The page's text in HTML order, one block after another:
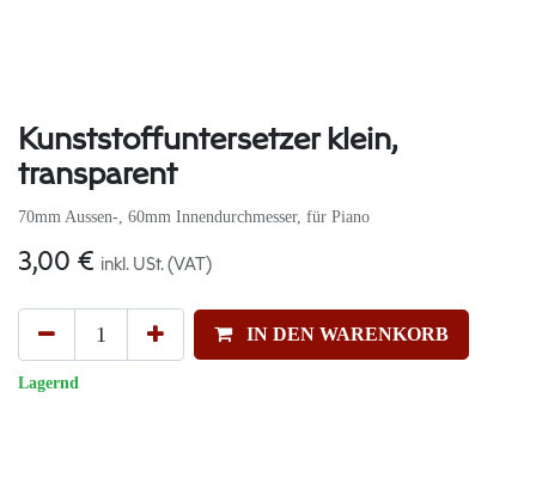
Kunststoffuntersetzer klein,
transparent
70mm Aussen-, 60mm Innendurchmesser, für Piano
3,00 € inkl. USt. (VAT)
IN DEN WARENKORB
Lagernd